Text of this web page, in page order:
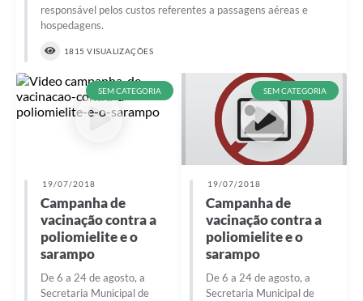
responsável pelos custos referentes a passagens aéreas e
hospedagens.
1815 VISUALIZAÇÕES
SEM CATEGORIA
19/07/2018
Campanha de
vacinação contra a
poliomielite e o
sarampo
De 6 a 24 de agosto, a
Secretaria Municipal de
SEM CATEGORIA
19/07/2018
Campanha de
vacinação contra a
poliomielite e o
sarampo
De 6 a 24 de agosto, a
Secretaria Municipal de